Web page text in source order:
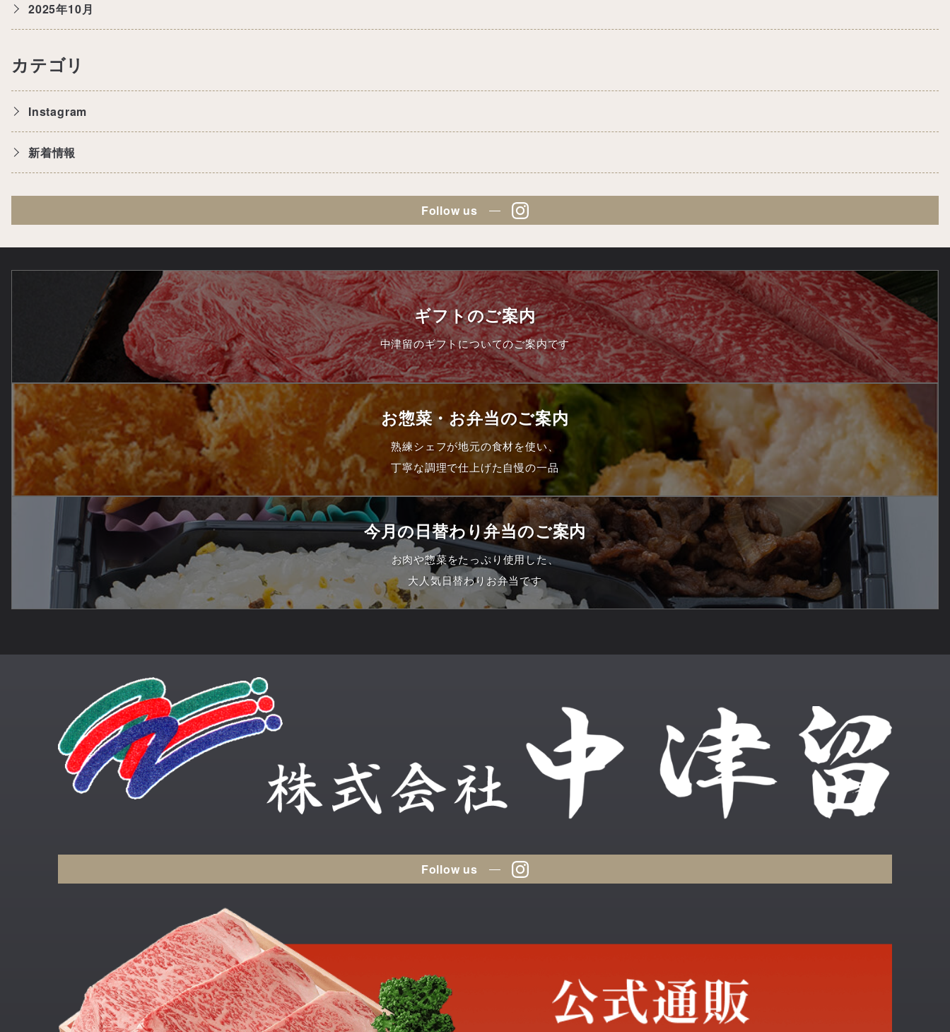
2025年10月
カテゴリ
Instagram
新着情報
Follow us
ギフトのご案内
中津留のギフトについてのご案内です
お惣菜・お弁当のご案内
熟練シェフが地元の食材を使い、
丁寧な調理で仕上げた自慢の一品
今月の日替わり弁当のご案内
お肉や惣菜をたっぷり使用した、
大人気日替わりお弁当です
Follow us